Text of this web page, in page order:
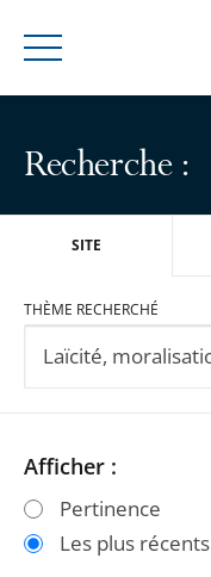
Menu
Recherche :
SITE
THÈME RECHERCHÉ
Passer
les
filtres
Passer
les
filtres
Afficher :
Pertinence
Les plus récents